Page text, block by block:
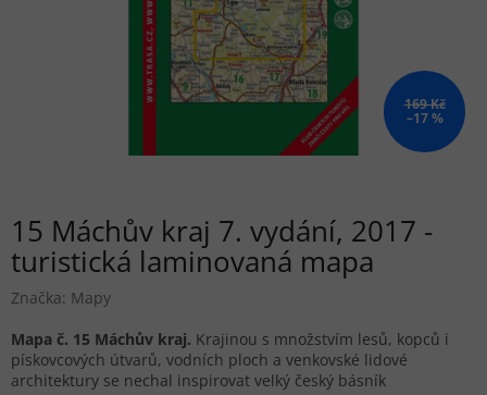
169 Kč
–17 %
15 Máchův kraj 7. vydání, 2017 -
turistická laminovaná mapa
Značka: Mapy
Mapa č. 15 Máchův kraj. Krajinou s množstvím lesů, kopců i
pískovcových útvarů, vodních ploch a venkovské lidové
architektury se nechal inspirovat velký český básník